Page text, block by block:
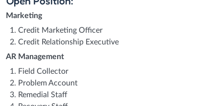
Marketing
Credit Marketing Officer
Credit Relationship Executive
AR Management
Field Collector
Problem Account
Remedial Staff